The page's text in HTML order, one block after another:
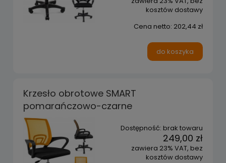
kosztów dostawy
Cena netto: 202,44 zł
do koszyka
Krzesło obrotowe SMART
pomarańczowo-czarne
Dostępność: brak towaru
249,00 zł
zawiera 23% VAT, bez
kosztów dostawy